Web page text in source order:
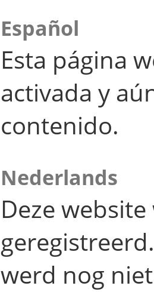
Español
Esta página
activada y
contenido.
Nederlands
Deze
werd nog